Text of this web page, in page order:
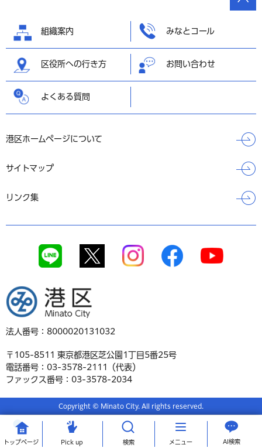
トップページ Pick up 検索 メニュー AI検索
組織案内 みなとコール
区役所への行き方 お問い合わせ
よくある質問
港区ホームページについて
サイトマップ
リンク集
港区
法人番号：8000020131032
〒105-8511 東京都港区芝公園1丁目5番25号
電話番号：03-3578-2111（代表）
ファックス番号：03-3578-2034
の先頭
Copyright © Minato City. All rights reserved.